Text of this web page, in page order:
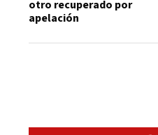
otro recuperado por
apelación